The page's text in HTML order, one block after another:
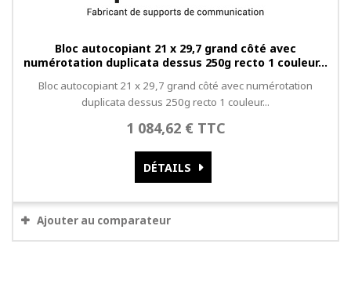
Bloc autocopiant 21 x 29,7 grand côté avec
numérotation duplicata dessus 250g recto 1 couleur...
Bloc autocopiant 21 x 29,7 grand côté avec numérotation
duplicata dessus 250g recto 1 couleur...
1 084,62 € TTC
DÉTAILS
Ajouter au comparateur